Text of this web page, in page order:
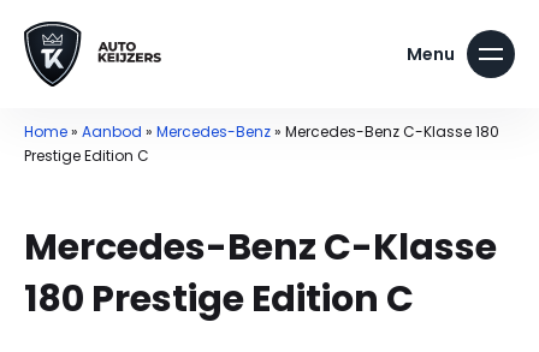
Home» Aanbod » Mercedes-Benz» Mercedes-Benz C-Klasse 180
Prestige Edition C
Mercedes-Benz C-Klasse
180 Prestige Edition C